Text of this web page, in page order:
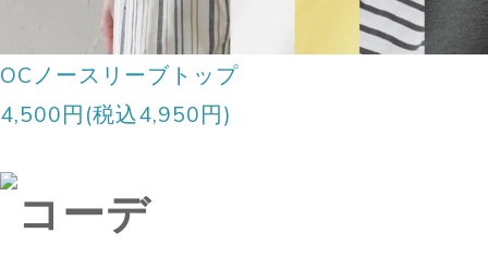
OCノースリーブトップ
4,500円(税込4,950円)